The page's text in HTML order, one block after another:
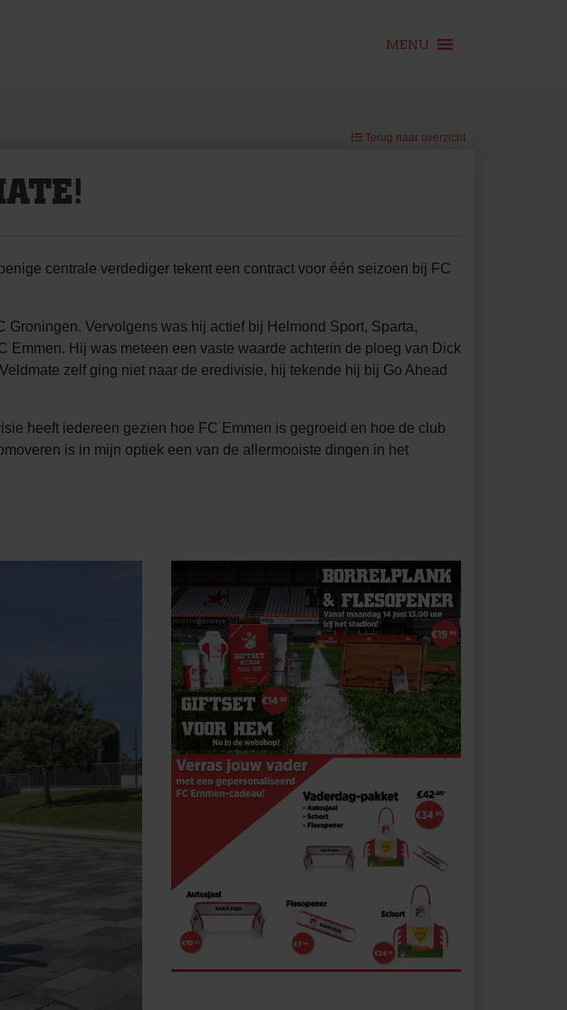
MENU
Terug naar overzicht
centrale verdediger tekent een contract voor één seizoen bij FC
Vervolgens was hij actief bij Helmond Sport, Sparta,
Emmen. Hij was meteen een vaste waarde achterin de ploeg van Dick
zelf ging niet naar de eredivisie, hij tekende hij bij Go Ahead
heeft iedereen gezien hoe FC Emmen is gegroeid en hoe de club
is in mijn optiek een van de allermooiste dingen in het